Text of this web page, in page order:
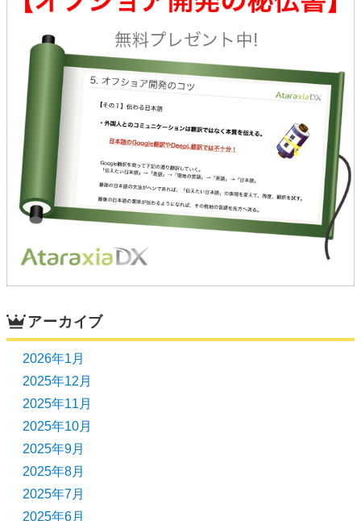
アーカイブ
2026年1月
2025年12月
2025年11月
2025年10月
2025年9月
2025年8月
2025年7月
2025年6月